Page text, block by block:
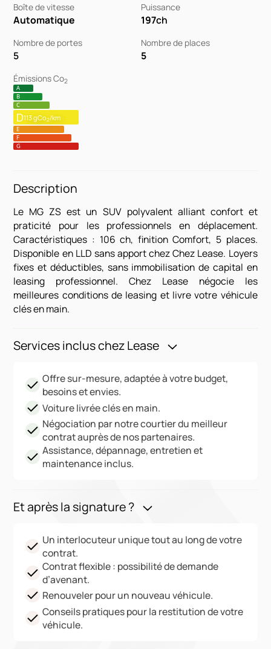
Boîte de vitesse
Automatique
Puissance
197ch
Nombre de portes
5
Nombre de places
5
Émissions Co2
A
B
C
D113 gCo2/km
E
F
G
Description
Le MG ZS est un SUV polyvalent alliant confort et
praticité pour les professionnels en déplacement.
Caractéristiques : 106 ch, finition Comfort, 5 places.
Disponible en LLD sans apport chez Chez Lease. Loyers
fixes et déductibles, sans immobilisation de capital en
leasing professionnel. Chez Lease négocie les
meilleures conditions de leasing et livre votre véhicule
clés en main.
Services inclus chez Lease
Offre sur-mesure, adaptée à votre budget,
besoins et envies.
Voiture livrée clés en main.
Négociation par notre courtier du meilleur
contrat auprès de nos partenaires.
Assistance, dépannage, entretien et
maintenance inclus.
Et après la signature ?
Un interlocuteur unique tout au long de votre
contrat.
Contrat flexible : possibilité de demande
d’avenant.
Renouveler pour un nouveau véhicule.
Conseils pratiques pour la restitution de votre
véhicule.